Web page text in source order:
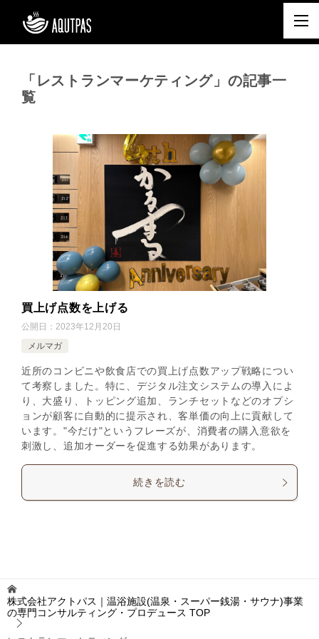
「レストランマーケティング」の記事一
覧
買上げ点数を上げる
公開日： 2023年12月20日
メルマガ
近所のコンビニや飲食店での買上げ点数アップ戦略につい
て考察しました。特に、デジタル注文システムの導入によ
り、大盛り、トッピング追加、ランチセットなどのオプシ
ョンが顧客に自動的に提示され、客単価の向上に貢献して
います。"今だけ"というフレーズが、消費者の購入意欲を
刺激し、追加オーダーを促進する効果があります。
続きを読む
株式会社アクトパス｜温浴施設(温泉・スーパー銭湯・サウナ)事業
の専門コンサルティング・プロデュース TOP